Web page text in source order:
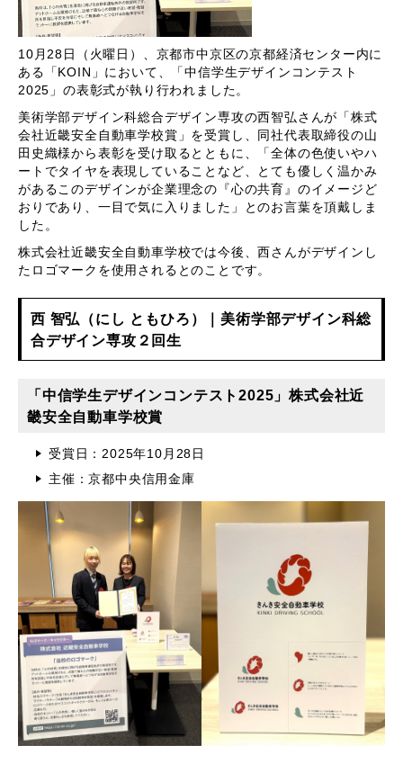
10月28日（火曜日）、京都市中京区の京都経済センター内に
ある「KOIN」において、「中信学生デザインコンテスト
2025」の表彰式が執り行われました。
美術学部デザイン科総合デザイン専攻の西智弘さんが「株式
会社近畿安全自動車学校賞」を受賞し、同社代表取締役の山
田史織様から表彰を受け取るとともに、「全体の色使いやハ
ートでタイヤを表現していることなど、とても優しく温かみ
があるこのデザインが企業理念の『心の共育』のイメージど
おりであり、一目で気に入りました」とのお言葉を頂戴しま
した。
株式会社近畿安全自動車学校では今後、西さんがデザインし
たロゴマークを使用されるとのことです。
西 智弘（にし ともひろ）｜美術学部デザイン科総
合デザイン専攻２回生
「中信学生デザインコンテスト2025」株式会社近
畿安全自動車学校賞
受賞日：2025年10月28日
主催：京都中央信用金庫